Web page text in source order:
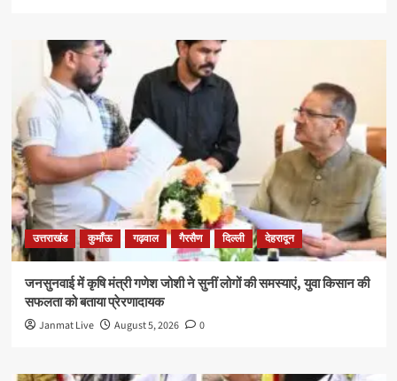
उत्तराखंड कुमाँऊ गढ़वाल गैरसैण दिल्ली देहरादून
जनसुनवाई में कृषि मंत्री गणेश जोशी ने सुनीं लोगों की समस्याएं, युवा किसान की
सफलता को बताया प्रेरणादायक
Janmat Live August 5, 2026 0